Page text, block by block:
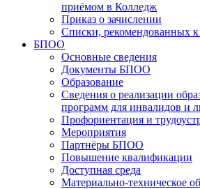
приёмом в Колледж
Приказ о зачислении
Списки, рекомендованных
БПОО
Основные сведения
Документы БПОО
Образование
Сведения о реализации
программ для инвалидов
Профориентация и
Мероприятия
Партнёры БПОО
Повышение квалификации
Доступная среда
Материально-техническое